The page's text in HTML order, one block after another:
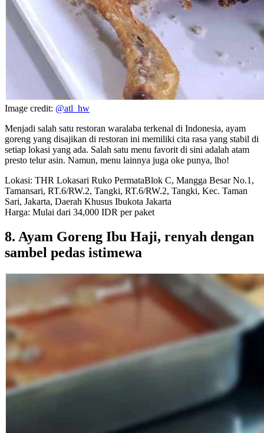
Image credit: @atl_hw
Menjadi salah satu restoran waralaba terkenal di Indonesia, ayam
goreng yang disajikan di restoran ini memiliki cita rasa yang stabil di
setiap lokasi yang ada. Salah satu menu favorit di sini adalah atam
presto telur asin. Namun, menu lainnya juga oke punya, lho!
Lokasi: THR Lokasari Ruko PermataBlok C, Mangga Besar No.1,
Tamansari, RT.6/RW.2, Tangki, RT.6/RW.2, Tangki, Kec. Taman
Sari, Jakarta, Daerah Khusus Ibukota Jakarta
Harga: Mulai dari 34,000 IDR per paket
8. Ayam Goreng Ibu Haji, renyah dengan
sambel pedas istimewa